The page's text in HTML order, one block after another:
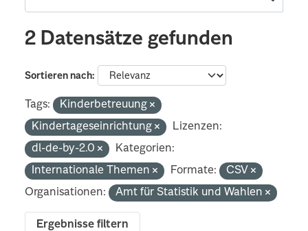
2 Datensätze gefunden
Sortieren nach
Tags:
Kinderbetreuung
Kindertageseinrichtung
Lizenzen:
dl-de-by-2.0
Kategorien:
Internationale Themen
Formate:
CSV
Organisationen:
Amt für Statistik und Wahlen
Ergebnisse filtern